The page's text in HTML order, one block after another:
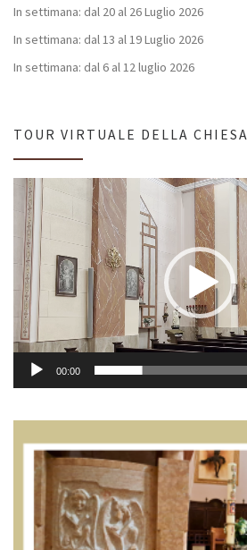
In settimana: dal 20 al 26 Luglio 2026
In settimana: dal 13 al 19 Luglio 2026
In settimana: dal 6 al 12 luglio 2026
TOUR VIRTUALE DELLA CHIESA
Video
Player
00:00